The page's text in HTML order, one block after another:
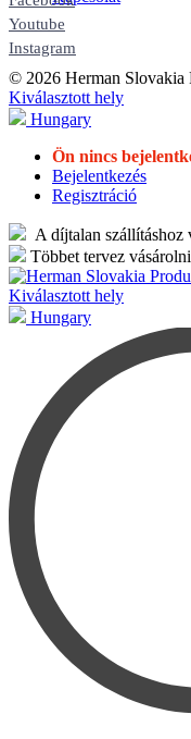
Youtube
Instagram
© 2026 Herman Slovakia
Kiválasztott hely
Hungary
Ön nincs
Bejelentkezés
Regisztráció
A díjtalan szállításhoz
Többet tervez
Kiválasztott hely
Hungary